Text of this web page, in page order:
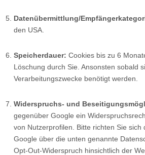
Datenübermittlung/
den USA.
Speicherdauer: Cookies bis zu 6
Löschung durch Sie. Ansonsten sobald
Verarbeitungszwecke benötigt werden.
Widerspruchs- und
gegenüber Google ein
von Nutzerprofilen. Bitte richten Sie sich
Google über die unten genannte
Opt-Out-Widerspruch hinsichtlich der